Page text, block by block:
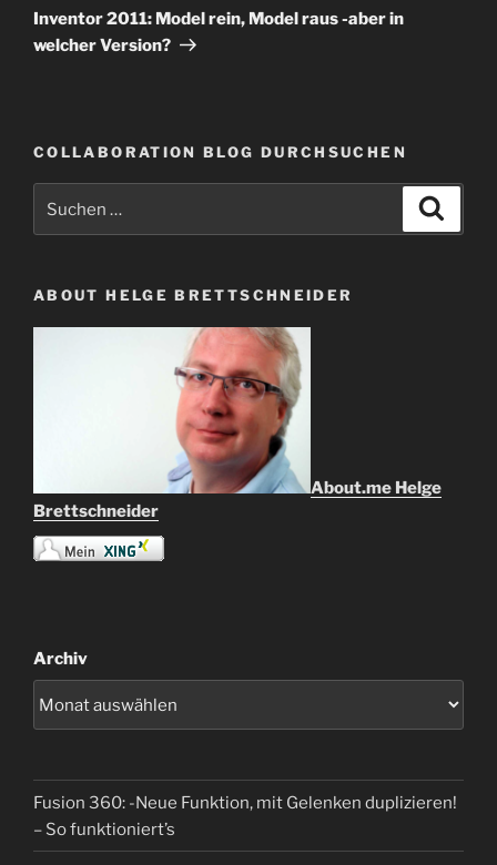
Beitrag
Inventor 2011: Model rein, Model raus -aber in
welcher Version?
COLLABORATION BLOG DURCHSUCHEN
nach:
ABOUT HELGE BRETTSCHNEIDER
About.me Helge
Brettschneider
Archiv
Fusion 360: -Neue Funktion, mit Gelenken duplizieren!
– So funktioniert’s